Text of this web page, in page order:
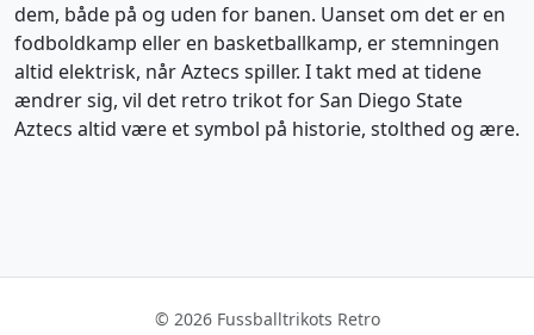
dem, både på og uden for banen. Uanset om det er en
fodboldkamp eller en basketballkamp, er stemningen
altid elektrisk, når Aztecs spiller. I takt med at tidene
ændrer sig, vil det retro trikot for San Diego State
Aztecs altid være et symbol på historie, stolthed og ære.
© 2026 Fussballtrikots Retro